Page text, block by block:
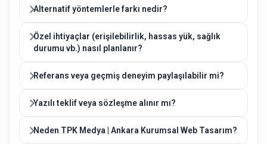
Alternatif yöntemlerle farkı nedir?
Özel ihtiyaçlar (erişilebilirlik, hassas yük, sağlık
durumu vb.) nasıl planlanır?
Referans veya geçmiş deneyim paylaşılabilir mi?
Yazılı teklif veya sözleşme alınır mı?
Neden TPK Medya | Ankara Kurumsal Web Tasarım?